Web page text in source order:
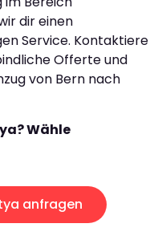
dir einen
Service. Kontaktiere
Offerte und
von Bern nach
Wähle
anfragen